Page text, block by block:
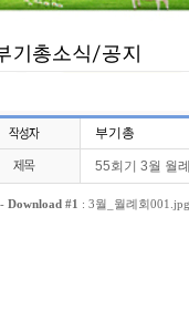
부기총
55회기 3월 월
- Download #1 : 3월_월례회